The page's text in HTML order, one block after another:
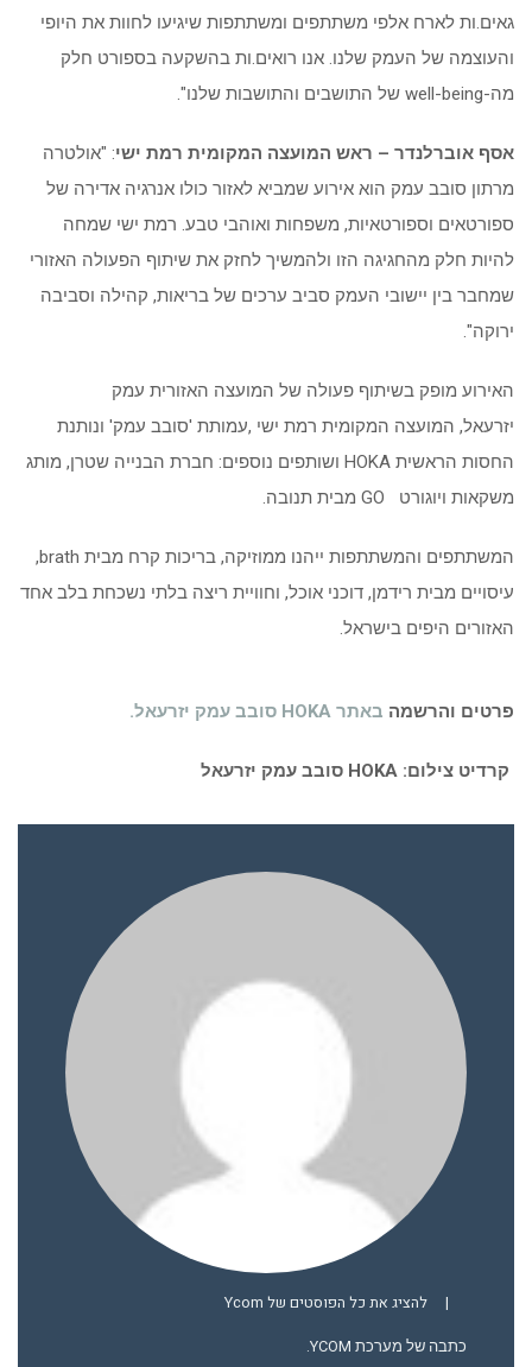
גאים.ות לארח אלפי משתתפים ומשתתפות שיגיעו לחוות את היופי
והעוצמה של העמק שלנו. אנו רואים.ות בהשקעה בספורט חלק
מה-well-being של התושבים והתושבות שלנו".
אסף אוברלנדר – ראש המועצה המקומית רמת ישי:
"אולטרה
מרתון סובב עמק הוא אירוע שמביא לאזור כולו אנרגיה אדירה של
ספורטאים וספורטאיות, משפחות ואוהבי טבע. רמת ישי שמחה
להיות חלק מהחגיגה הזו ולהמשיך לחזק את שיתוף הפעולה האזורי
שמחבר בין יישובי העמק סביב ערכים של בריאות, קהילה וסביבה
ירוקה."
האירוע מופק בשיתוף פעולה של המועצה האזורית עמק
יזרעאל, המועצה המקומית רמת ישי ,עמותת 'סובב עמק' ונותנת
החסות הראשית HOKA ושותפים נוספים: חברת הבנייה שטרן, מותג
משקאות ויוגורט
GO מבית תנובה.
המשתתפים והמשתתפות ייהנו ממוזיקה, בריכות קרח מבית brath
,
עיסויים מבית רידמן, דוכני אוכל, וחוויית ריצה בלתי נשכחת בלב אחד
האזורים היפים בישראל.
פרטים והרשמה באתר HOKA סובב עמק יזרעאל.
קרדיט צילום: HOKA סובב עמק יזרעאל
| להציג את כל הפוסטים של Ycom
כתבה של מערכת YCOM.